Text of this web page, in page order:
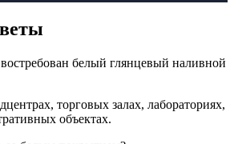
белый глянцевый наливной
торговых залах, лабораториях,
объектах.